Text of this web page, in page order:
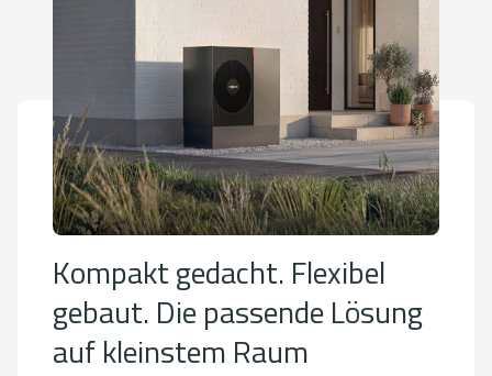
Kompakt gedacht. Flexibel
gebaut. Die passende Lösung
auf kleinstem Raum